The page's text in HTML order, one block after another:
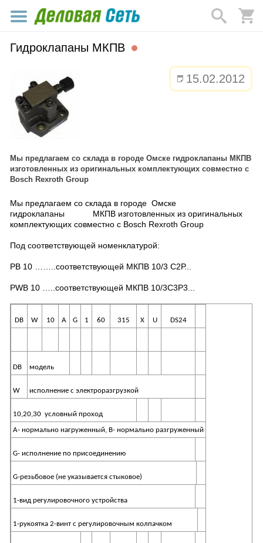
Гидроклапаны МКПВ
15.02.2012
Мы предлагаем со склада в городе Омске гидроклапаны МКПВ
изготовленных из оригинальных комплектующих совместно с
Bosch Rexroth Group
Мы предлагаем со склада в городе Омске
гидроклапаны МКПВ изготовленных из оригинальных
комплектующих совместно с Bosch Rexroth Group
Под соответствующей номенклатурой:
PB 10 ……..соответствующей МКПВ 10/3 С2Р...
PWB 10 …..соответствующей МКПВ 10/3С3Р3...
DB W 10 A G 1 60 315 X U DS24
DB модель
W исполнение с электроразгрузкой
10,20,30 условный проход
А- нормально нагруженный, В- нормально разгруженный
G- исполнение по присоединению
G-резьбовое (не указывается стыковое)
1-вид регулировочного устройства
1-рукоятка 2-винт с регулировочным колпачком